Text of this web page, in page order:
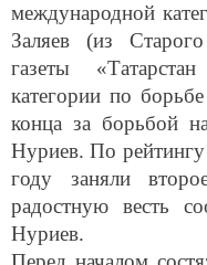
международной
Заляев (из
газеты
категории по
конца за борьбой
Нуриев. По
году заняли
радостную весть
Нуриев.